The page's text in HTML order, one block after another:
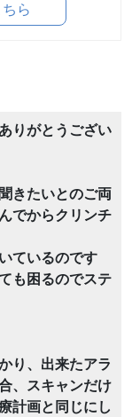
ら
りがとうござい
きたいとのご両
でからクリンチ
ているのです
も困るのでステ
り、出来たアラ
、スキャンだけ
計画と同じにし